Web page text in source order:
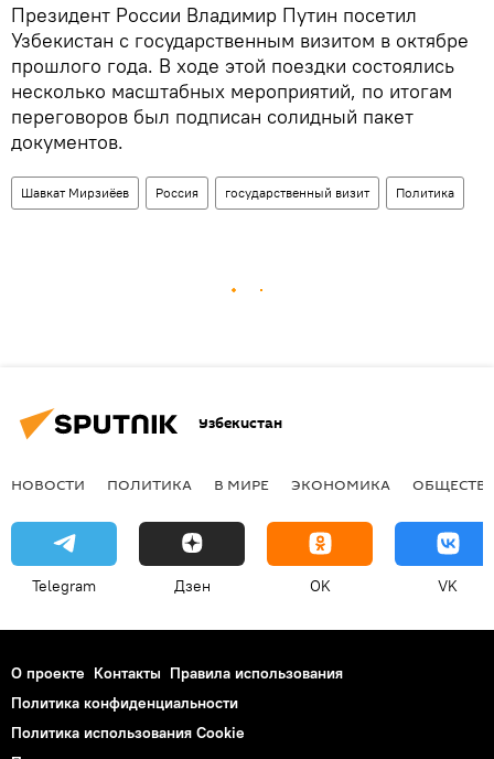
Президент России Владимир Путин посетил
Узбекистан с государственным визитом в октябре
прошлого года. В ходе этой поездки состоялись
несколько масштабных мероприятий, по итогам
переговоров был подписан солидный пакет
документов.
Шавкат Мирзиёев Россия государственный визит Политика
Узбекистан
НОВОСТИ ПОЛИТИКА В МИРЕ ЭКОНОМИКА
Telegram Дзен OK VK
О проекте Контакты Правила использования
Политика конфиденциальности
Политика использования Cookie